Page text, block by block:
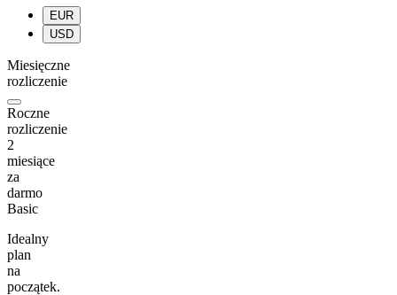
EUR
USD
Miesięczne
rozliczenie
Roczne
rozliczenie
2
miesiące
za
darmo
Basic
Idealny
plan
na
początek.